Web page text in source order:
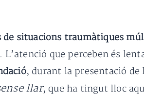
de situacions traumàtiques
que perceben és
, durant la presentació de
llar, que ha tingut lloc